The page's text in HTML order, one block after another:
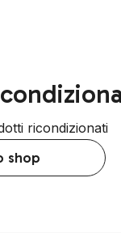
ricondizionati
shop